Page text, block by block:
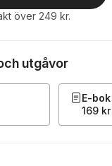
över 249 kr.
utgåvor
E-bok
169 kr